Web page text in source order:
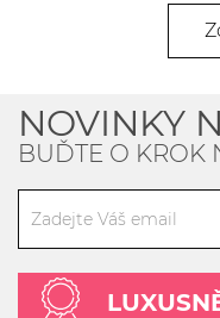
NOVINKY
BUĎTE O KROK